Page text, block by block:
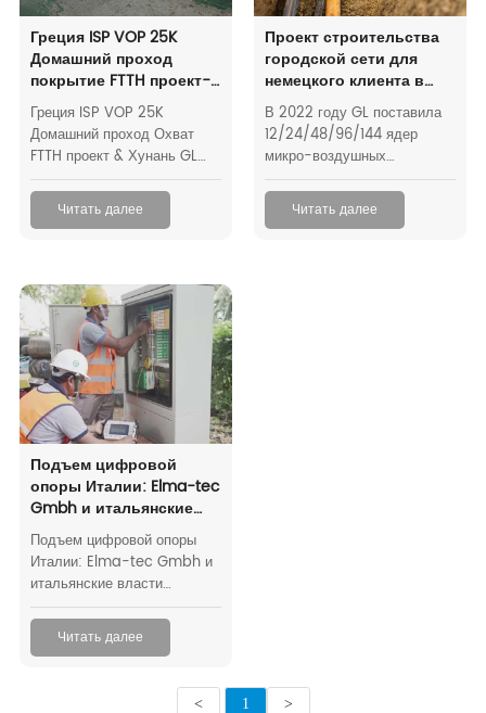
Греция ISP VOP 25K
Домашний проход
покрытие FTTH проект-
Хунань GL Technology
Co., Ltd
Греция ISP VOP 25K
Домашний проход Охват
FTTH проект & Хунань GL
Technology Co., Ltd
Читать далее
Проект строительства
городской сети для
немецкого клиента в
Словении
В 2022 году GL поставила
12/24/48/96/144 ядер
микро-воздушных
волоконно-оптических
кабелей для проекта
строительства городской
Читать далее
Подъем цифровой
опоры Италии: Elma-tec
Gmbh и итальянские
власти сотрудничают в
рамках инициативы
Riser Fiber Optic Cable
Подъем цифровой опоры
Италии: Elma-tec Gmbh и
итальянские власти
сотрудничают в рамках
инициативы Riser Fiber
Optic Cable
Читать далее
< 1 >